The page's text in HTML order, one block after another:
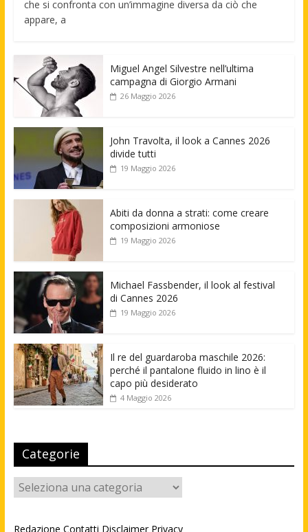
che si confronta con un’immagine diversa da ciò che
appare, a
Miguel Angel Silvestre nell’ultima
campagna di Giorgio Armani
26 Maggio 2026
John Travolta, il look a Cannes 2026
divide tutti
19 Maggio 2026
Abiti da donna a strati: come creare
composizioni armoniose
19 Maggio 2026
Michael Fassbender, il look al festival
di Cannes 2026
19 Maggio 2026
Il re del guardaroba maschile 2026:
perché il pantalone fluido in lino è il
capo più desiderato
4 Maggio 2026
Categorie
Categorie
Redazione Contatti Disclaimer Privacy